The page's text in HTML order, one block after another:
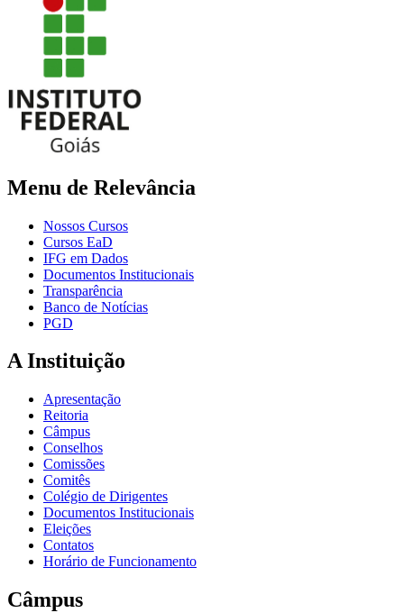
Menu de Relevância
Nossos Cursos
Cursos EaD
IFG em Dados
Documentos Institucionais
Transparência
Banco de Notícias
PGD
A Instituição
Apresentação
Reitoria
Câmpus
Conselhos
Comissões
Comitês
Colégio de Dirigentes
Documentos Institucionais
Eleições
Contatos
Horário de Funcionamento
Câmpus